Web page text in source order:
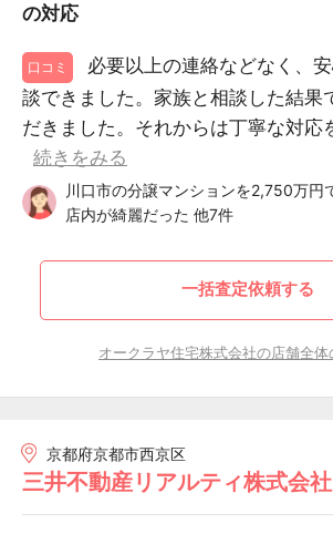
の対応
口コミ
必要以上の連絡などなく、
談できました。家族と相談した結果
だきました。それからは丁寧な対応
続きをみる
川口市の分譲マンションを2,750万
店内が綺麗だった 他7件
一括査定依頼する
オークラヤ住宅株式会社の店舗全
京都府京都市西京区
三井不動産リアルティ株式会